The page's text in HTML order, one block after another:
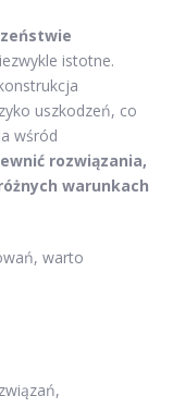
istotne.
uszkodzeń, co
wśród
rozwiązania,
warunkach
warto